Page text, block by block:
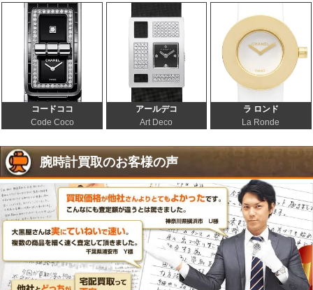
コードココ
Code Coco
アールデコ
Art Deco
ラ ロンド
La Ronde
腕時計買取のお客様の声